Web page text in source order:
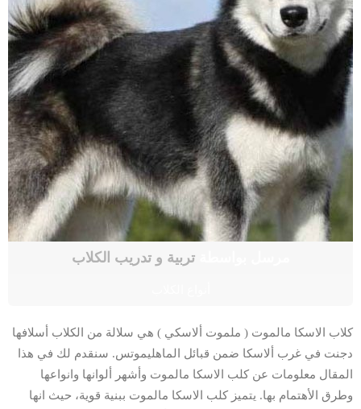
مرسل بواسطةتربية و تدريب الكلاب
كلاب الاسكا مالموت ( ملموت ألاسكي ) هي سلالة من الكلاب أسلافها
دجنت في غرب ألاسكا ضمن قبائل الماهليموتس. سنقدم لك في هذا
المقال معلومات عن كلب الاسكا مالموت وأشهر ألوانها وانواعها
وطرق الأهتمام بها. يتميز كلب الاسكا مالموت ببنية قوية، حيث انها